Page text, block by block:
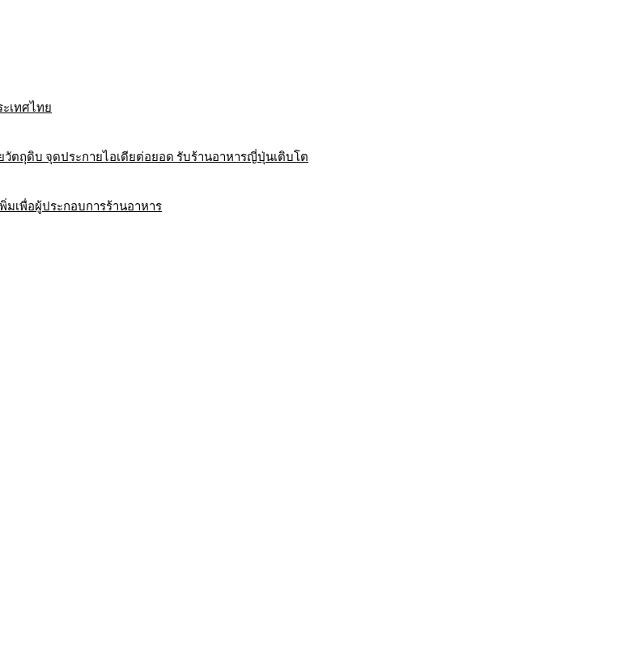
เทศไทย
ตถุดิบ จุดประกายไอเดียต่อยอด รับร้านอาหารญี่ปุ่นเติบโต
มเพื่อผู้ประกอบการร้านอาหาร